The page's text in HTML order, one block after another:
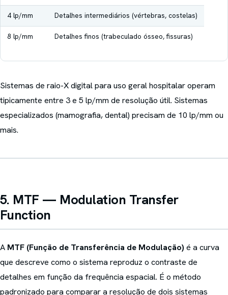
4 lp/mm Detalhes intermediários (vértebras, costelas)
8 lp/mm Detalhes finos (trabeculado ósseo, fissuras)
Sistemas de raio-X digital para uso geral hospitalar operam
tipicamente entre 3 e 5 lp/mm de resolução útil. Sistemas
especializados (mamografia, dental) precisam de 10 lp/mm ou
mais.
5. MTF — Modulation Transfer
Function
A MTF (Função de Transferência de Modulação) é a curva
que descreve como o sistema reproduz o contraste de
detalhes em função da frequência espacial. É o método
padronizado para comparar a resolução de dois sistemas